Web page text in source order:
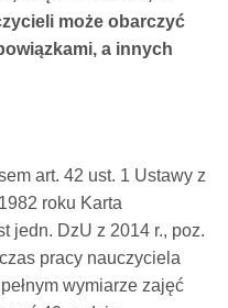
może obarczyć
a innych
art. 42 ust. 1 Ustawy z
roku Karta
jedn. DzU z 2014 r., poz.
pracy nauczyciela
wymiarze zajęć